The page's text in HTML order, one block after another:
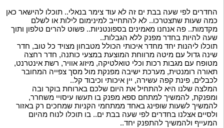
החדרים לפי שעה בבת ים זה לא עוד צימר בנאלי.. תוכלו להישאר כאן
כמה שעות שתצטרכו.. לא להתחייב למינימום לילות או לשלם
מקדמות.. פה אנחנו מאמינים בספונטניות.. פשוט להרים טלפון ותוך
שעה להיות בחדר מפנק ללא הגבלות..
תוכלו ליהנות יחד מחדר איכותי הכולל מטבחון מצויד כל טוב, חדר
שינה גדול עם מיטה מרווחת המוצעת במצעי כותנה, חדר רחצה
מטופח עם מגבות רכות וכלי טואלטיקה, מיזוג אוויר, רשת אינטרנט,
תאורה רומנטית, מערכת ישיבה מפנקת מול מסך צפייה המחובר
לכבלים, פינת קפה עשירה, יין איכותי וכיבוד קל..
המלצה שלנו היא להתחיל את היום שלכם בארוחת בוקר ובה
ומפנקת, להמשיך למתחם ספא מפנק בו תעשו עיסויי משחרר,
להמשיך לשעות שופינג באחד ממתחמי הקניות שמחכים רק באזור
ולסיים אצלנו בחדרים לפי שעה בבת ים.. בו תוכלו לנוח מהיום
המעייף ולהמשיך להתפנק יחד..